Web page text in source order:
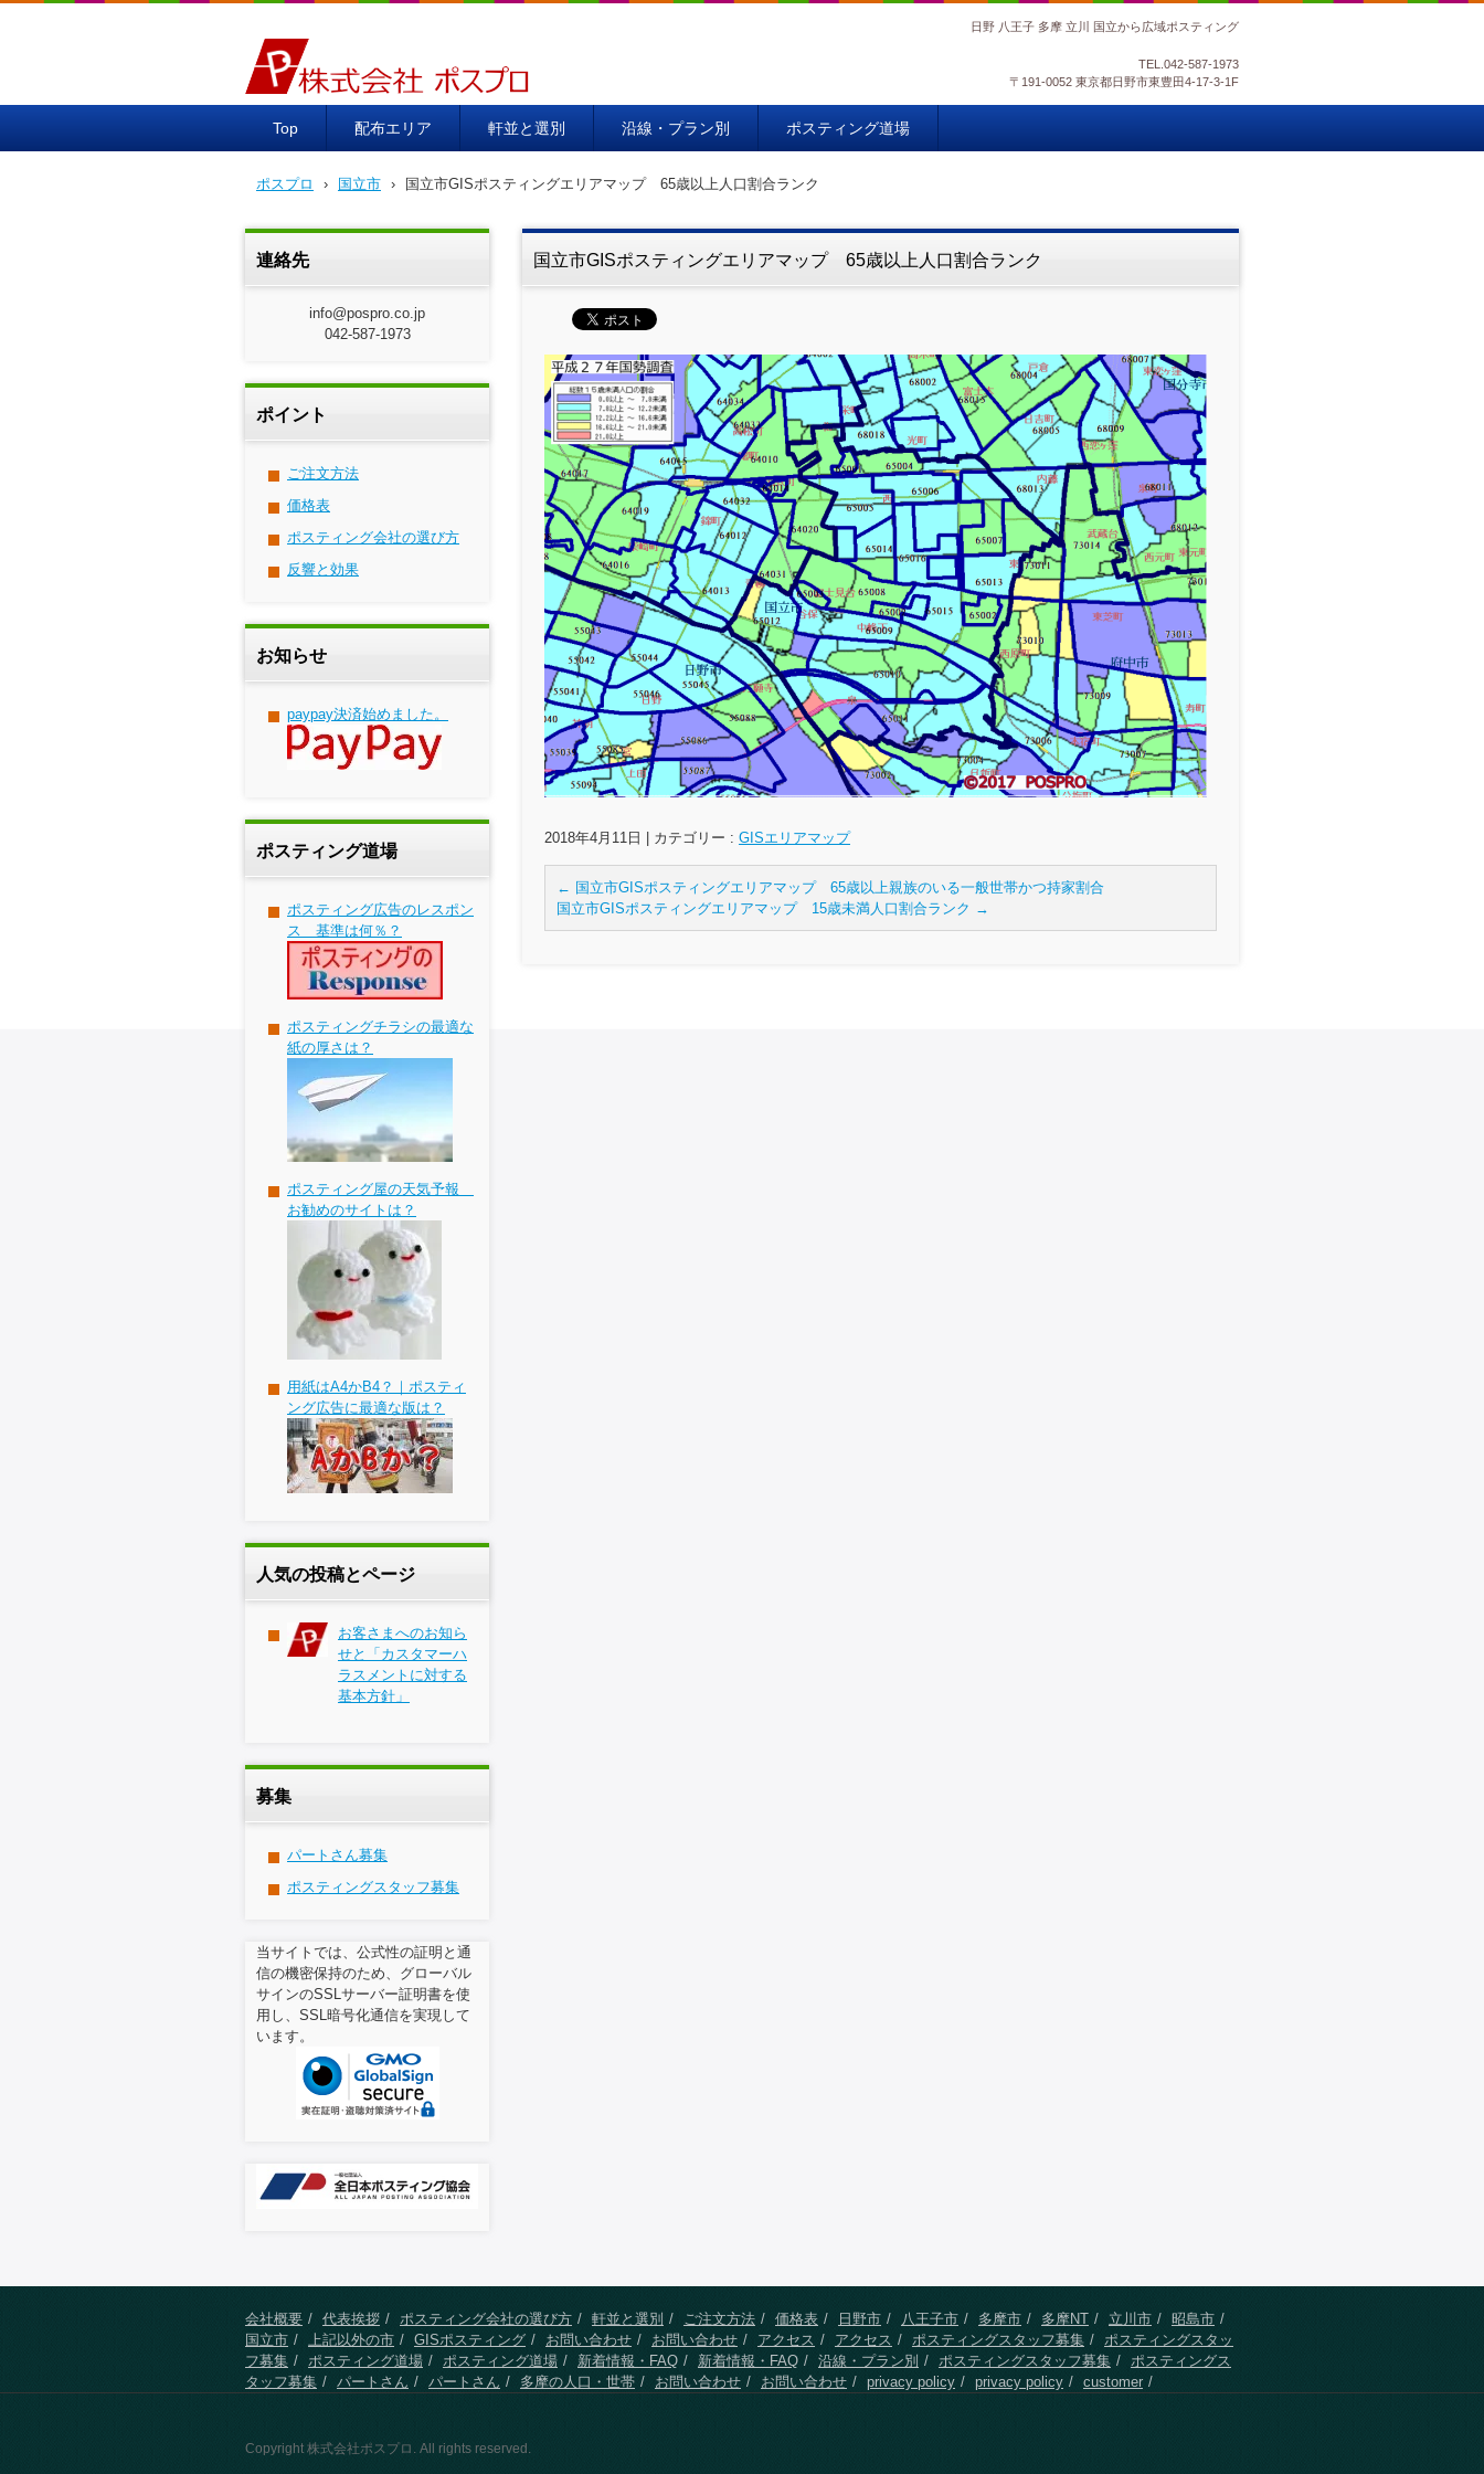
ポスプロ|GPSポスティング100％
日野 八王子 多摩 立川 国立から広域ポスティング
TEL. 042-587-1973
〒191-0052 東京都日野市東豊田4-17-3-1F
Top 配布エリア 軒並と選別 沿線・プラン別 ポスティング道場
ポスプロ › 国立市 › 国立市GISポスティングエリアマップ 65歳以上人口割合ランク
国立市GISポスティングエリアマップ 65歳以上人口割合ランク
2018年4月11日 カテゴリー : GISエリアマップ
← 国立市GISポスティングエリアマップ 65歳以上親族のいる一般世帯かつ持家割合
国立市GISポスティングエリアマップ 15歳未満人口割合ランク →
連絡先
info@pospro.co.jp
042-587-1973
ポイント
ご注文方法
価格表
ポスティング会社の選び方
反響と効果
お知らせ
paypay決済始めました。
ポスティング道場
ポスティング広告のレスポン
ス 基準は何％？
ポスティングチラシの最適な
紙の厚さは？
ポスティング屋の天気予報
お勧めのサイトは？
用紙はA4かB4？｜ポスティ
ング広告に最適な版は？
人気の投稿とページ
お客さまへのお知ら
せと「カスタマーハ
ラスメントに対する
基本方針」
募集
パートさん募集
ポスティングスタッフ募集
当サイトでは、公式性の証明と通
信の機密保持のため、グローバル
サインのSSLサーバー証明書を使
用し、SSL暗号化通信を実現して
います。
会社概要 代表挨拶 ポスティング会社の選び方 軒並と選別 ご注文方法 価格表 日野市 八王子市 多摩市 多摩NT 立川市
昭島市
国立市
上記以外の市 GISポスティング お問い合わせ お問い合わせ アクセス アクセス ポスティングスタッフ募集
ポスティングスタッ
フ募集
ポスティング道場 ポスティング道場 新着情報・FAQ 新着情報・FAQ 沿線・プラン別 ポスティングスタッフ募集
ポスティングス
タッフ募集
パートさん パートさん 多摩の人口・世帯 お問い合わせ お問い合わせ privacy policy privacy policy customer
Copyright 株式会社ポスプロ. All rights reserved.